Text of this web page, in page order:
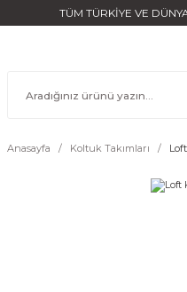
TÜM TÜRKİYE VE
Anasayfa Koltuk Takımları